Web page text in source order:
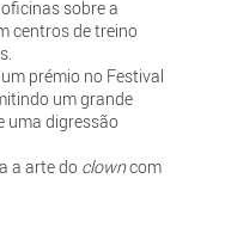
sobre a
centros de treino
prémio no Festival
um grande
uma digressão
a arte do clowncom